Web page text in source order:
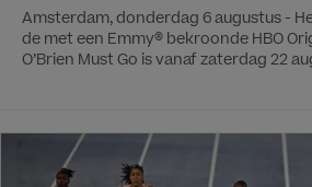
Amsterdam, donderdag 6 augustus -
de met een Emmy® bekroonde HBO
O’Brien Must Go is vanaf zaterdag 22
zich onder in de lokale culturen en
eerder leerde kennen via zijn podcast.